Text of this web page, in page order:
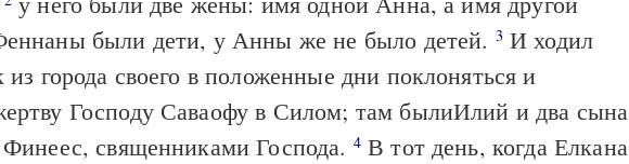
были дети, у Анны же не было детей. 3 И ходил
из города своего в положенные дни поклоняться и
Господу Саваофу в Силом; там былиИлий и два сына
священниками Господа. 4В тот день, когда Елкана